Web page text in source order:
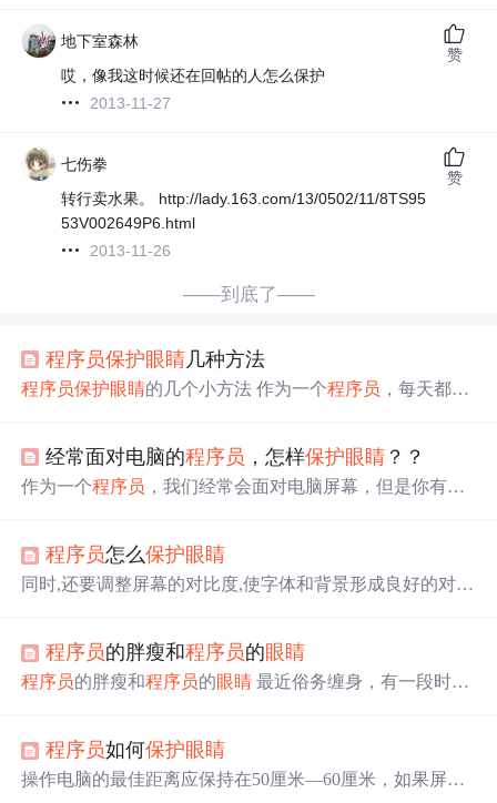
地下室森林
哎，像我这时候还在回帖的人怎么保护
2013-11-27
赞
七伤拳
转行卖水果。 http://lady.163.com/13/0502/11/8TS95
53V002649P6.html
2013-11-26
赞
——到底了——
程序员保护眼睛 几种方法
程序员保护眼睛 的几个小方法 作为一个程序员 ，每天都面
放下手里的所有事情立即去看医生。下面推荐几个保护
睛的几个小方法，仅供参考。 1 修改编程软件的字体大小
太小了，时间
经常面对电脑的程序员 ，怎样保护眼睛 ？？
作为一个程序员 ，我们经常会面对电脑屏幕，但是你有没
康。程序员怎么保护眼睛
同时,还要调整屏幕的对比度,使字体和背景形成良好的对
到20英尺(约6米)外的地方,观看20秒钟。我们应该多食用富
含维生素A、C、E等营养物质的食物,如胡萝卜、西红柿、
睛 的疲劳。此外,还可以做一些简单的眼保健操,如眨眼、转
动眼球等,这些都可以帮助放松和缓解
眼睛的疲劳。
程序员的胖瘦和程序员的眼睛
程序员的胖瘦和程序员的眼睛 最近俗务缠身，有一段时间
知邮件，说是有个叫simonzone的人在我的一篇BLOG后面
跟了句评论： “我想问你吃什么搞得那么胖？” 这个问题弄
程序员如何保护眼睛
操作电脑的最佳距离应保持在50厘米—60厘米，如果屏幕